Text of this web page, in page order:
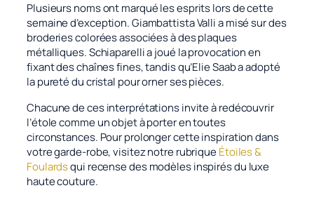
Plusieurs noms ont marqué les esprits lors de cette
semaine d’exception. Giambattista Valli a misé sur des
broderies colorées associées à des plaques
métalliques. Schiaparelli a joué la provocation en
fixant des chaînes fines, tandis qu’Elie Saab a adopté
la pureté du cristal pour orner ses pièces.
Chacune de ces interprétations invite à redécouvrir
l’étole comme un objet à porter en toutes
circonstances. Pour prolonger cette inspiration dans
votre garde-robe, visitez notre rubriqueÉtoiles &
Foulardsqui recense des modèles inspirés du luxe
haute couture.